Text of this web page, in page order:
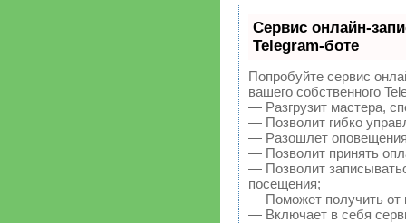
Сервис онлайн-
Telegram-боте
Попробуйте сервис
вашего собственного
— Разгрузит мастера,
— Позволит гибко
— Разошлет
— Позволит принять
— Позволит
посещения;
— Поможет получить от
— Включает в себя